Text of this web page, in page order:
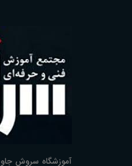
آموزشگاه سروش